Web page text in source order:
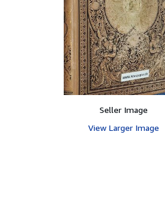
Seller Image
View Larger Image